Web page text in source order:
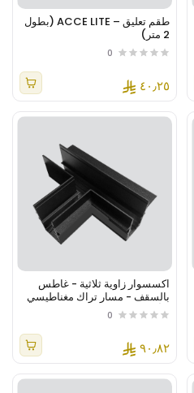
طقم تعليق – ACCE LITE (بطول
2 متر)
0
٤٠٫٢٥
اكسسوار زاوية ثلاثية - غاطس
بالسقف - مسار تراك مغناطيسي
- أسود
0
٩٠٫٨٢